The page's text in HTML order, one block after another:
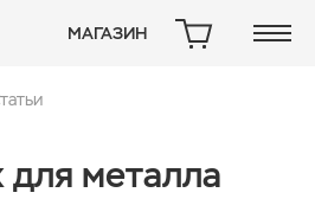
МАГАЗИН КОРЗИНА
металла